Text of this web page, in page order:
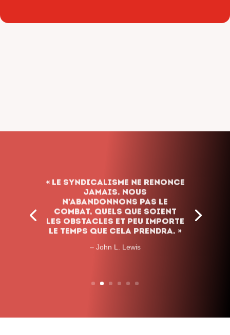
« Le syndicalisme ne renonce
jamais. Nous
n’abandonnons pas le
combat, quels que soient
les obstacles et peu importe
le temps que cela prendra. »
– John L. Lewis